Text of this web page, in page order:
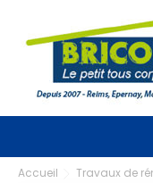
Accueil Travaux de